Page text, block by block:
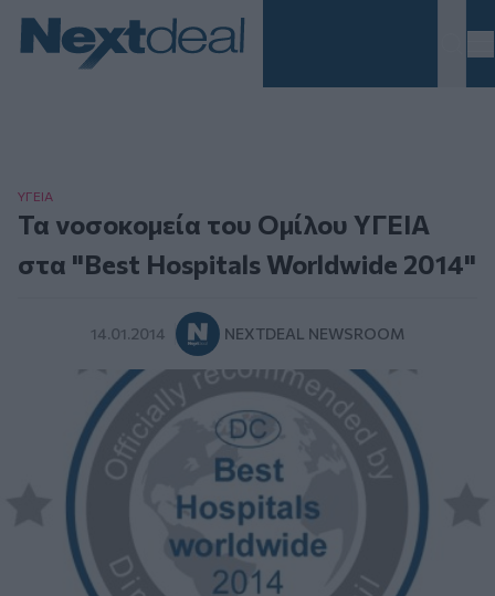
ΥΓΕΙΑ
Τα νοσοκομεία του Ομίλου ΥΓΕΙΑ
στα "Best Hospitals Worldwide 2014"
14.01.2014 NEXTDEAL NEWSROOM